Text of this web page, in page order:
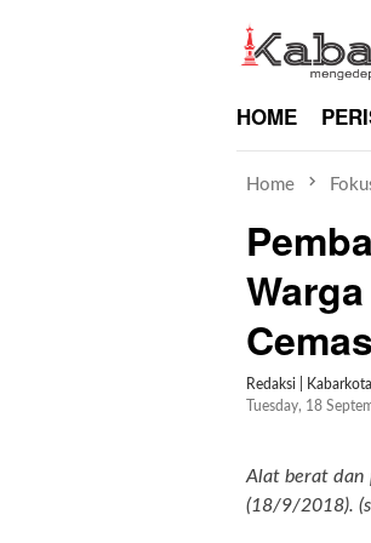
HOME
Home
Cemas
Redaksi | Kabarkota
Tuesday, 18
Alat berat dan
(18/9/2018).